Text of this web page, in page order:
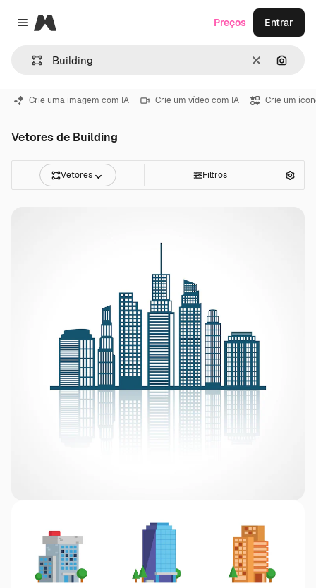
Close menu
Magnific
Limpar
Preços Entrar
Crie uma imagem com IA Crie um vídeo com IA Crie um
Vetores de Building
Vetores Filtros